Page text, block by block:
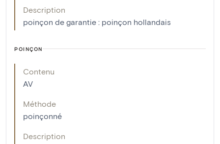
Description
poinçon de garantie : poinçon hollandais
POINÇON
Contenu
AV
Méthode
poinçonné
Description